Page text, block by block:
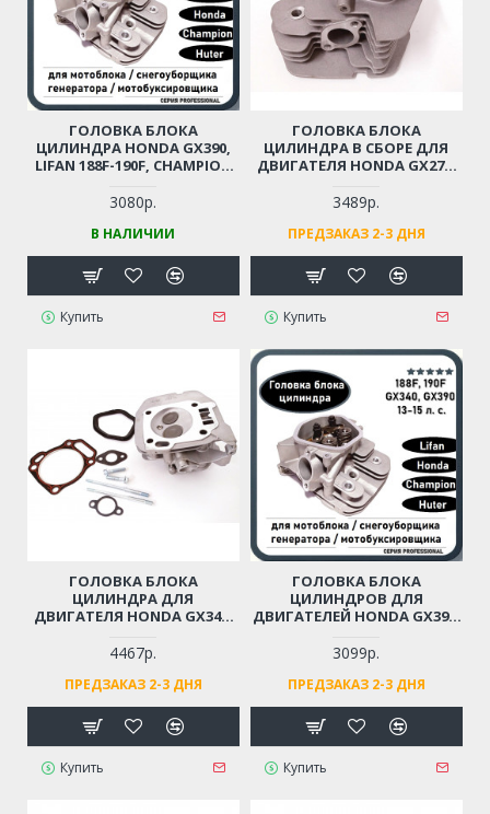
ГОЛОВКА БЛОКА
ЦИЛИНДРА HONDA GX390,
LIFAN 188F-190F, CHAMPION
/ ГЕНЕРАТОРА /
СНЕГОУБОРЩИКА,
МОТОБУКСИРОВЩИКА И
ПР. МОЩНОСТЬЮ 13-15 Л.С.
3080р.
В НАЛИЧИИ
Купить
ГОЛОВКА БЛОКА
ЦИЛИНДРА В СБОРЕ ДЛЯ
ДВИГАТЕЛЯ HONDA GX270,
3489р.
ПРЕДЗАКАЗ 2-3 ДНЯ
Купить
ГОЛОВКА БЛОКА
ЦИЛИНДРА ДЛЯ
ДВИГАТЕЛЯ HONDA GX340,
188F, 190F, CHAMPION
G390/420 ДЛЯ МОТОБЛОКА/
СНЕГОУБОРЩИКА/
ГЕНЕРАТОРА/
ВИБРОПЛИТЫ/
МОТОПОМПЫ
4467р.
ПРЕДЗАКАЗ 2-3 ДНЯ
Купить
ГОЛОВКА БЛОКА
ЦИЛИНДРОВ ДЛЯ
ДВИГАТЕЛЕЙ HONDA GX390,
G390-G420 (ДЛЯ
МОТОБЛОКА, ГЕНЕРАТОРА,
СНЕГОУБОРЩИКА,
МОТОБУКСИРОВЩИКА
МОЩНОСТЬЮ 13-15 Л.С.)
3099р.
ПРЕДЗАКАЗ 2-3 ДНЯ
Купить